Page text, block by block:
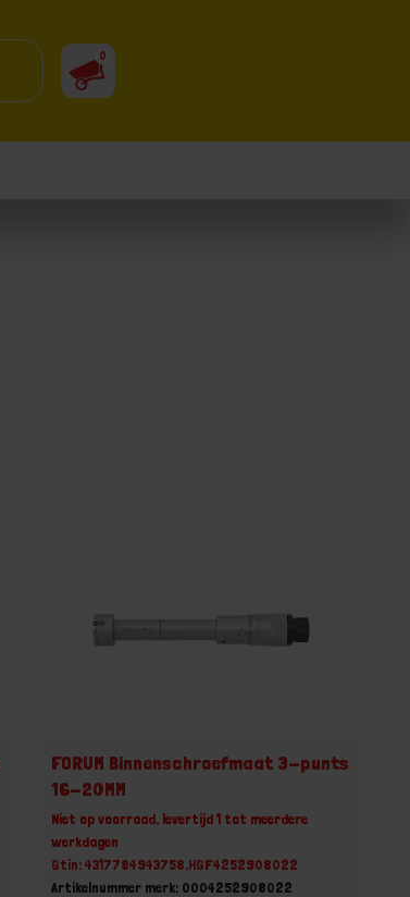
0
FORUM Binnenschroefmaat 3-punts
16-20MM
Niet op voorraad, levertijd 1 tot meerdere
werkdagen
Gtin: 4317784943758,HGF4252908022
Artikelnummer merk: 0004252908022